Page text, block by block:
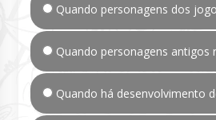
Quando personagens dos
Quando personagens antigos
Quando há desenvolvimento